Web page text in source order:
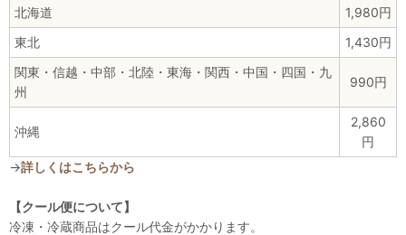
北海道
1,980円
東北
1,430円
関東・信越・中部・北陸・東海・関西・中国・四国・九
州
990円
沖縄
2,860
円
→詳しくはこちらから
【クール便について】
冷凍・冷蔵商品はクール代金がかかります。